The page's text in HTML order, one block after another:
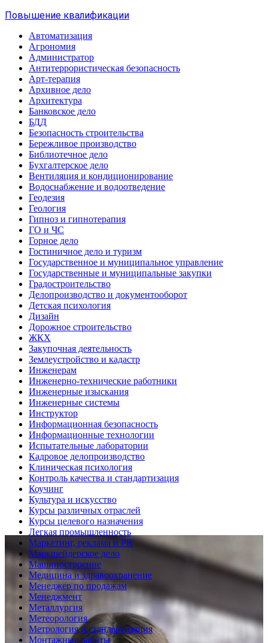
Повышение квалификации
Автоматизация
Агрономия
Администратор
Антитеррористическая безопасность
Арт-терапия
Архивное дело
Архитектура
Банковское дело
БДД
Безопасность строительства
Бережливое производство
Библиотечное дело
Бухгалтерское дело
Вентиляция и кондиционирование
Водоснабжение и водоотведение
Геодезия
Геология
Гипноз и гипнотерапия
ГО и ЧС
Горное дело
Гостиничное дело и туризм
Государственное и муниципальное управление
Государственные и муниципальные закупки
Градостроительство
Делопроизводство и документооборот
Детская психология
Дизайн
Дорожное строительство
ЖКХ
Закупочная деятельность
Землеустройство и кадастр
Инженерам
Инженерно-технические работники
Инженерные изыскания
Инженерные системы
Инструктор
Информационная безопасность
Информационные технологии
Испытательные лаборатории
Кадровое делопроизводство
Клиническая психология
Контроль качества и стандартизация
Коучинг
Культура и искусство
Курсы различных отраслей
Курсы целевого назначения
Легкая промышленность
Маркетинг, реклама и PR
Маркшейдерское дело
Машиностроение
Медицина и здравоохранение
Менеджер по продажам
Менеджмент
Металлургия
Метеорология
Метрология и стандартизация
Монтажные работы